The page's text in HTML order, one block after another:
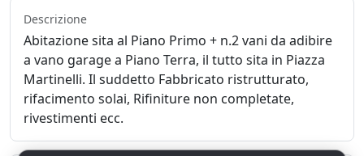
Descrizione
Abitazione sita al Piano Primo + n.2 vani da adibire
a vano garage a Piano Terra, il tutto sita in Piazza
Martinelli. Il suddetto Fabbricato ristrutturato,
rifacimento solai, Rifiniture non completate,
rivestimenti ecc.